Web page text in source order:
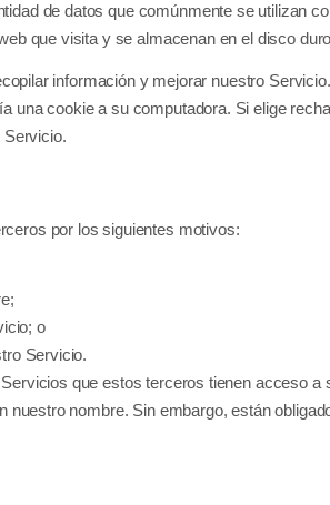
de datos que comúnmente se utilizan
que visita y se almacenan en el disco
información y mejorar nuestro
una cookie a su computadora. Si elige
Servicio.
por los siguientes motivos:
o
Servicio.
que estos terceros tienen acceso a
nombre. Sin embargo, están